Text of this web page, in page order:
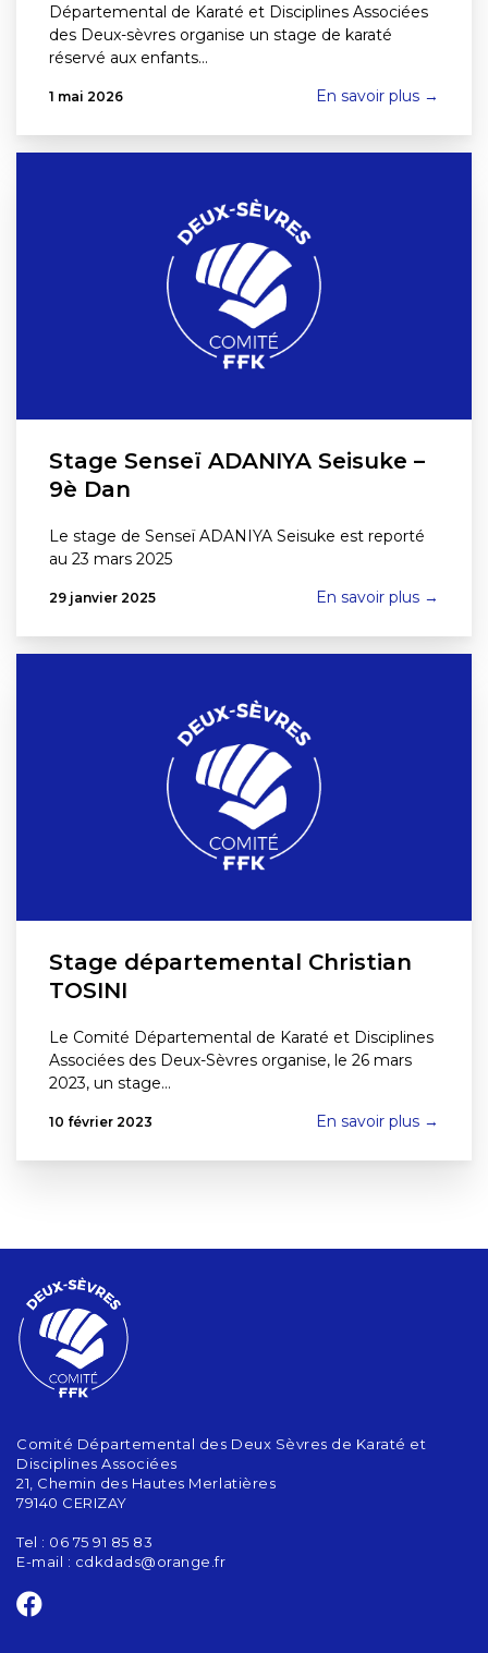
Départemental de Karaté et Disciplines Associées
des Deux-sèvres organise un stage de karaté
réservé aux enfants…
1 mai 2026 En savoir plus →
Stage Senseï ADANIYA Seisuke –
9è Dan
Le stage de Senseï ADANIYA Seisuke est reporté
au 23 mars 2025
29 janvier 2025 En savoir plus →
Stage départemental Christian
TOSINI
Le Comité Départemental de Karaté et Disciplines
Associées des Deux-Sèvres organise, le 26 mars
2023, un stage…
10 février 2023 En savoir plus →
Comité Départemental des Deux Sèvres de Karaté et
Disciplines Associées
21, Chemin des Hautes Merlatières
79140 CERIZAY
Tel : 06 75 91 85 83
E-mail : cdkdads@orange.fr